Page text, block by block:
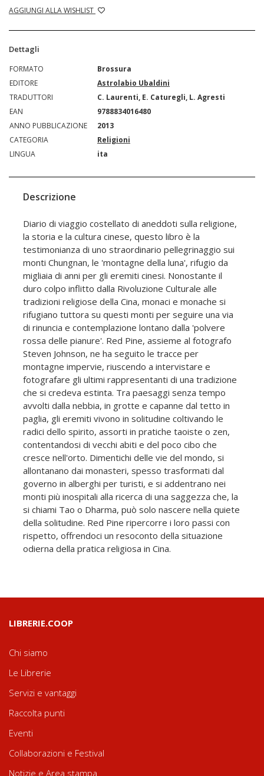
AGGIUNGI ALLA WISHLIST
Dettagli
FORMATO
Brossura
EDITORE
Astrolabio Ubaldini
TRADUTTORI
C. Laurenti, E. Caturegli, L. Agresti
EAN
9788834016480
ANNO PUBBLICAZIONE
2013
CATEGORIA
Religioni
LINGUA
ita
Descrizione
Diario di viaggio costellato di aneddoti sulla religione,
la storia e la cultura cinese, questo libro è la
testimonianza di uno straordinario pellegrinaggio sui
monti Chungnan, le 'montagne della luna', rifugio da
migliaia di anni per gli eremiti cinesi. Nonostante il
duro colpo inflitto dalla Rivoluzione Culturale alle
tradizioni religiose della Cina, monaci e monache si
rifugiano tuttora su questi monti per seguire una via
di rinuncia e contemplazione lontano dalla 'polvere
rossa delle pianure'. Red Pine, assieme al fotografo
Steven Johnson, ne ha seguito le tracce per
montagne impervie, riuscendo a intervistare e
fotografare gli ultimi rappresentanti di una tradizione
che si credeva estinta. Tra paesaggi senza tempo
avvolti dalla nebbia, in grotte e capanne dal tetto in
paglia, gli eremiti vivono in solitudine coltivando le
radici dello spirito, assorti in pratiche taoiste o zen,
contentandosi di vecchi abiti e del poco cibo che
cresce nell'orto. Dimentichi delle vie del mondo, si
allontanano dai monasteri, spesso trasformati dal
governo in alberghi per turisti, e si addentrano nei
monti più inospitali alla ricerca di una saggezza che, la
si chiami Tao o Dharma, può solo nascere nella quiete
della solitudine. Red Pine ripercorre i loro passi con
rispetto, offrendoci un resoconto della situazione
odierna della pratica religiosa in Cina.
LIBRERIE.COOP
Chi siamo
Le Librerie
Servizi e vantaggi
Raccolta punti
Eventi
Collaborazioni e Festival
Notizie e Area stampa